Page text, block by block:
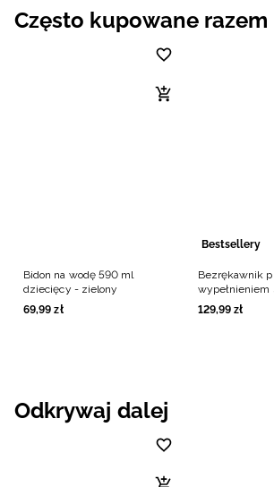
Często kupowane razem
Bidon na wodę 590 ml
dziecięcy - zielony
69,99 zł
Bestsellery
Bezrękawnik
wypełnieniem
dziecięcy -
129,99 zł
Odkrywaj dalej